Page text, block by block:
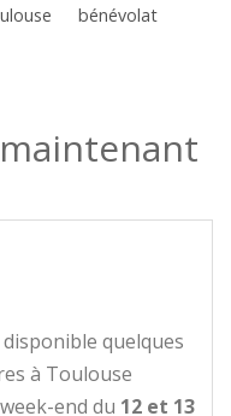
bénévolat
maintenant
quelques
à Toulouse
end du 12 et 13